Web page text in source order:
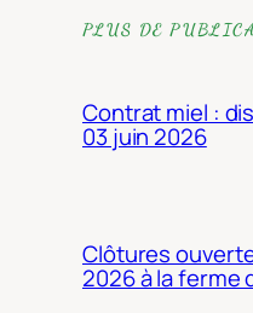
PLUS DE
Contrat miel :
03 juin 2026
Clôtures
2026 à la ferme